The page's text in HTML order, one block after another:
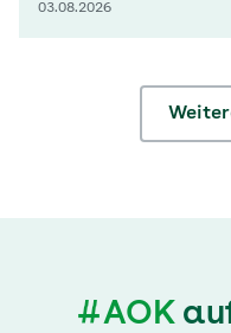
die Menschen
03.08.2026
#AOK